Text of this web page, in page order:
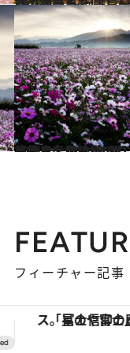
2021.4.27
いつか行きたい！ 日本の春の絶景 ～近畿篇～《全33スポット》
旅＆お出かけ
2021.10.13
【奈良県 2021年版】 秋の絶景・風物詩5選 コスモスと大和三山のコラボ美景
旅＆お出かけ
フィーチャー記事
【銀座で出合う最旬美容】美髪ケアや上質な眠り…セルフケア